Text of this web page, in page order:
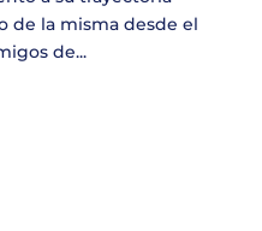
de la misma desde el
de...